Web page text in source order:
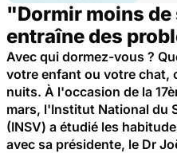
"Dormir moins de
entraîne des
Avec qui dormez-vous ?
votre enfant ou votre chat,
nuits. À l'occasion de la
mars, l'Institut National du
(INSV) a étudié les
avec sa présidente, le Dr